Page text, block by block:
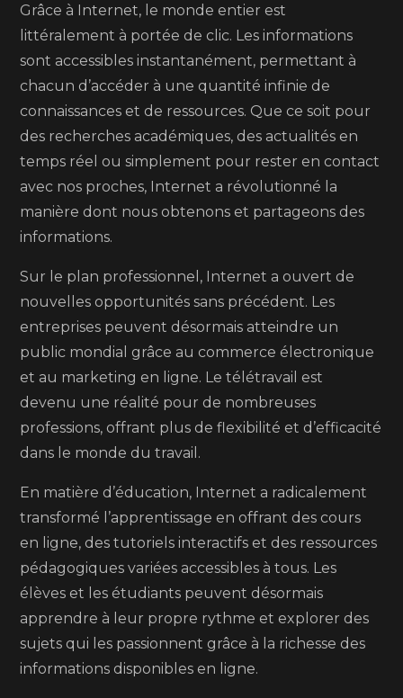
Grâce à Internet, le monde entier est
littéralement à portée de clic. Les informations
sont accessibles instantanément, permettant à
chacun d’accéder à une quantité infinie de
connaissances et de ressources. Que ce soit pour
des recherches académiques, des actualités en
temps réel ou simplement pour rester en contact
avec nos proches, Internet a révolutionné la
manière dont nous obtenons et partageons des
informations.
Sur le plan professionnel, Internet a ouvert de
nouvelles opportunités sans précédent. Les
entreprises peuvent désormais atteindre un
public mondial grâce au commerce électronique
et au marketing en ligne. Le télétravail est
devenu une réalité pour de nombreuses
professions, offrant plus de flexibilité et d’efficacité
dans le monde du travail.
En matière d’éducation, Internet a radicalement
transformé l’apprentissage en offrant des cours
en ligne, des tutoriels interactifs et des ressources
pédagogiques variées accessibles à tous. Les
élèves et les étudiants peuvent désormais
apprendre à leur propre rythme et explorer des
sujets qui les passionnent grâce à la richesse des
informations disponibles en ligne.